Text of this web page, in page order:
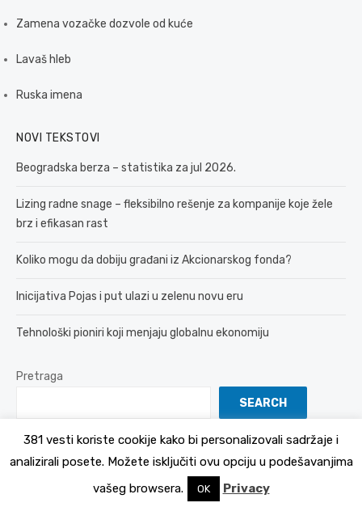
Zamena vozačke dozvole od kuće
Lavaš hleb
Ruska imena
NOVI TEKSTOVI
Beogradska berza – statistika za jul 2026.
Lizing radne snage – fleksibilno rešenje za kompanije koje žele
brz i efikasan rast
Koliko mogu da dobiju građani iz Akcionarskog fonda?
Inicijativa Pojas i put ulazi u zelenu novu eru
Tehnološki pioniri koji menjaju globalnu ekonomiju
Pretraga
SEARCH
Politika Privatnosti
381 vesti koriste cookije kako bi personalizovali sadržaje i
analizirali posete. Možete isključiti ovu opciju u podešavanjima
vašeg browsera.
OK Privacy